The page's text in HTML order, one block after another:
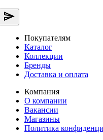
Покупателям
Каталог
Коллекции
Бренды
Доставка и оплата
Компания
О компании
Вакансии
Магазины
Политика